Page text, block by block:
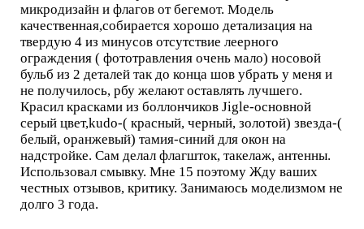
микродизайн и флагов от бегемот. Модель
качественная,собирается хорошо детализация на
твердую 4 из минусов отсутствие леерного
ограждения ( фототравления очень мало) носовой
бульб из 2 деталей так до конца шов убрать у меня и
не получилось, рбу желают оставлять лучшего.
Красил красками из боллончиков Jiglе-основной
серый цвет,kudo-( красный, черный, золотой) звезда-(
белый, оранжевый) тамия-синий для окон на
надстройке. Сам делал флагшток, такелаж, антенны.
Использовал смывку. Мне 15 поэтому Жду ваших
честных отзывов, критику. Занимаюсь моделизмом не
долго 3 года.